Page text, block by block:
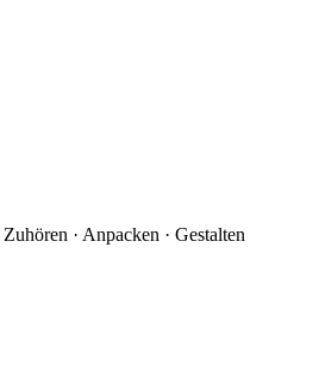
Zuhören · Anpacken · Gestalten